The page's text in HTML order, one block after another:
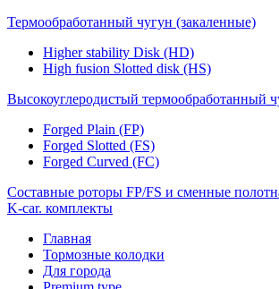
Термообработанный чугун (закаленные)
Higher stability Disk (HD)
High fusion Slotted disk (HS)
Высокоуглеродистый термообработанный
Forged Plain (FP)
Forged Slotted (FS)
Forged Curved (FC)
Составные роторы FP/FS и сменные
K-car. комплекты
Главная
Тормозные колодки
Для города